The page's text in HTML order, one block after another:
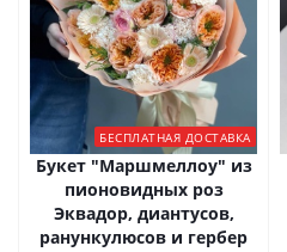
БЕСПЛАТНАЯ ДОСТАВКА
Букет "Маршмеллоу" из
пионовидных роз
Эквадор, диантусов,
ранункулюсов и гербер